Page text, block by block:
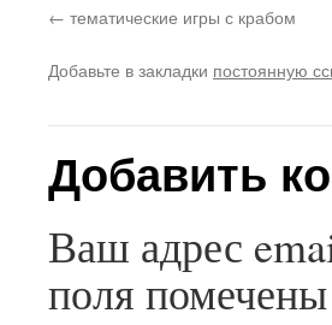
тематические игры с крабом
Добавьте в закладки постоянную
Добавить
Ваш адрес
поля помечены